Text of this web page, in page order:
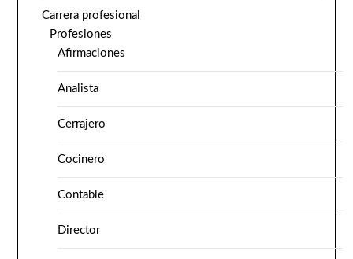
Carrera profesional
Profesiones
Afirmaciones
Analista
Cerrajero
Cocinero
Contable
Director